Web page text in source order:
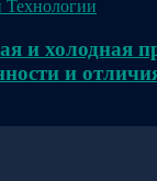
Технологии
и холодная
и